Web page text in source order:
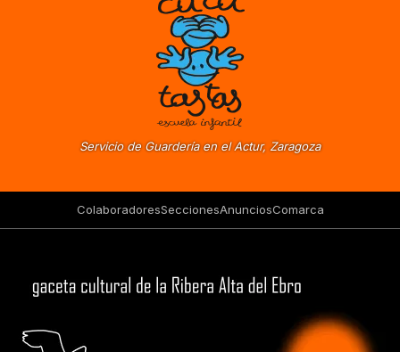
Servicio de Guardería en el Actur, Zaragoza
ColaboradoresSeccionesAnunciosComarca